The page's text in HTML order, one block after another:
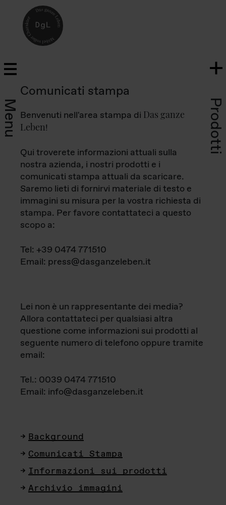
Menu Prodotti
Comunicati stampa
Benvenuti nell'area stampa di Das ganze
Leben!
Qui troverete informazioni attuali sulla
nostra azienda, i nostri prodotti e i
comunicati stampa attuali da scaricare.
Saremo lieti di fornirvi materiale di testo e
immagini su misura per la vostra richiesta di
stampa. Per favore contattateci a questo
scopo a:
Tel: +39 0474 771510
Email: press@dasganzeleben.it
Lei non è un rappresentante dei media?
Allora contattateci per qualsiasi altra
questione come informazioni sui prodotti al
seguente numero di telefono oppure tramite
email:
Tel.: 0039 0474 771510
Email: info@dasganzeleben.it
Background
Comunicati Stampa
Informazioni sui prodotti
Archivio immagini